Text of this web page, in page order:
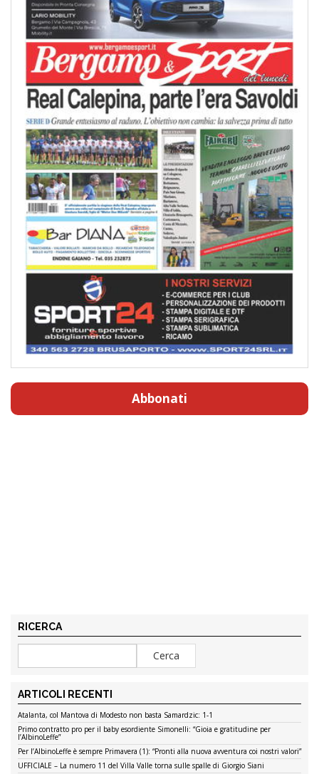
Abbonati
RICERCA
ARTICOLI RECENTI
Atalanta, col Mantova di Modesto non basta Samardzic: 1-1
Primo contratto pro per il baby esordiente Simonelli: “Gioia e gratitudine per
l’AlbinoLeffe”
Per l’AlbinoLeffe è sempre Primavera (1): “Pronti alla nuova avventura coi nostri valori”
UFFICIALE – La numero 11 del Villa Valle torna sulle spalle di Giorgio Siani